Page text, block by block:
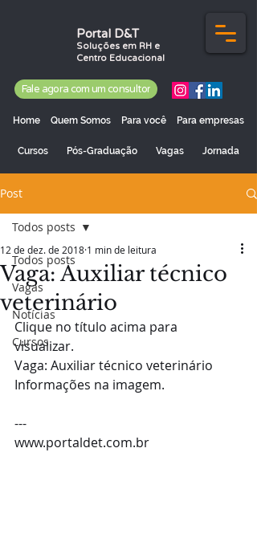
Portal D&T
Soluções em RH e
Centro Educacional
Fale agora com um consultor
Home Quem Somos Para você Para empresas
Cursos Pós-Graduação Vagas Jornada
Post
Todos posts
Vagas
Notícias
Cursos
Todos posts
Vaga: Auxiliar técnico
veterinário
12 de dez. de 2018 1 min de leitura
Clique no título acima para
visualizar.
Vaga: Auxiliar técnico veterinário
Informações na imagem.
---
www.portaldet.com.br